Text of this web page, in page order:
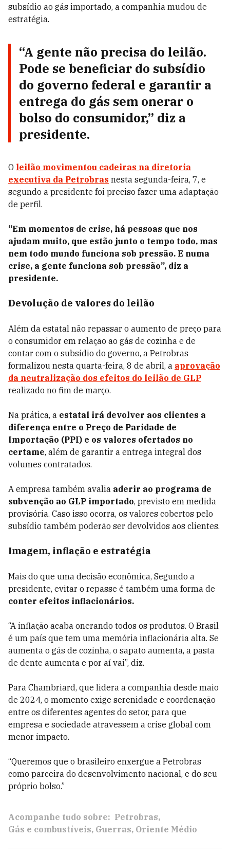
subsídio ao gás importado, a companhia mudou de
estratégia.
“A gente não precisa do leilão.
Pode se beneficiar do subsídio
do governo federal e garantir a
entrega do gás sem onerar o
bolso do consumidor,” diz a
presidente.
O leilão movimentou cadeiras na diretoria
executiva da Petrobras nesta segunda-feira, 7, e
segundo a presidente foi preciso fazer uma adaptação
de perfil.
“Em momentos de crise, há pessoas que nos
ajudam muito, que estão junto o tempo todo, mas
nem todo mundo funciona sob pressão. E numa
crise, a gente funciona sob pressão”, diz a
presidente.
Devolução de valores do leilão
Além da estatal não repassar o aumento de preço para
o consumidor em relação ao gás de cozinha e de
contar com o subsídio do governo, a Petrobras
formalizou nesta quarta-feira, 8 de abril, a aprovação
da neutralização dos efeitos do leilão de GLP
realizado no fim de março.
Na prática, a estatal irá devolver aos clientes a
diferença entre o Preço de Paridade de
Importação (PPI) e os valores ofertados no
certame, além de garantir a entrega integral dos
volumes contratados.
A empresa também avalia aderir ao programa de
subvenção ao GLP importado, previsto em medida
provisória. Caso isso ocorra, os valores cobertos pelo
subsídio também poderão ser devolvidos aos clientes.
Imagem, inflação e estratégia
Mais do que uma decisão econômica, Segundo a
presidente, evitar o repasse é também uma forma de
conter efeitos inflacionários.
“A inflação acaba onerando todos os produtos. O Brasil
é um país que tem uma memória inflacionária alta. Se
aumenta o gás de cozinha, o sapato aumenta, a pasta
de dente aumenta e por aí vai”, diz.
Para Chambriard, que lidera a companhia desde maio
de 2024, o momento exige serenidade e coordenação
entre os diferentes agentes do setor, para que
empresa e sociedade atravessem a crise global com
menor impacto.
“Queremos que o brasileiro enxergue a Petrobras
como parceira do desenvolvimento nacional, e do seu
próprio bolso.”
Acompanhe tudo sobre: Petrobras
Gás e combustíveis Guerras Oriente Médio